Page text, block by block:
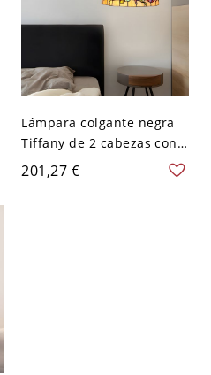
Lámpara colgante negra
Tiffany de 2 cabezas con
patrón de flores y
pantalla de cúpula de
201,27 €